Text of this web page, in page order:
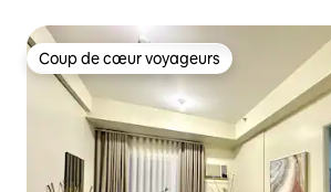
Coup de cœur voyageurs
Coup de cœur voyageurs